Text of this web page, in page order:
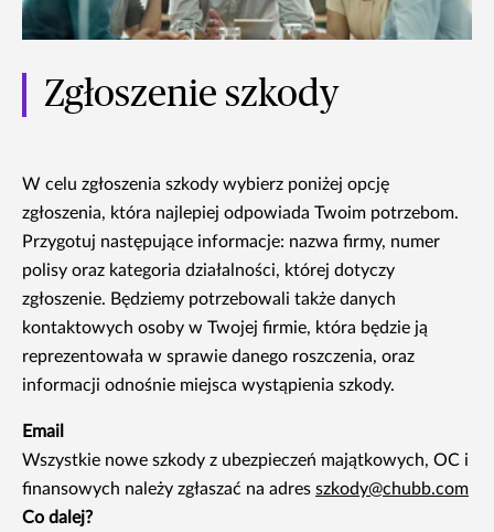
Zgłoszenie szkody
W celu zgłoszenia szkody wybierz poniżej opcję
zgłoszenia, która najlepiej odpowiada Twoim potrzebom.
Przygotuj następujące informacje: nazwa firmy, numer
polisy oraz kategoria działalności, której dotyczy
zgłoszenie. Będziemy potrzebowali także danych
kontaktowych osoby w Twojej firmie, która będzie ją
reprezentowała w sprawie danego roszczenia, oraz
informacji odnośnie miejsca wystąpienia szkody.
Email
Wszystkie nowe szkody z ubezpieczeń majątkowych, OC i
finansowych należy zgłaszać na adres szkody@chubb.com
Co dalej?